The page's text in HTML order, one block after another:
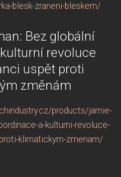
blesk-zraneni-bleskem/
Bez globální
revoluce
uspět proti
změnám
products/jamie-
a-kulturni-revoluce-
klimatickym-zmenam/